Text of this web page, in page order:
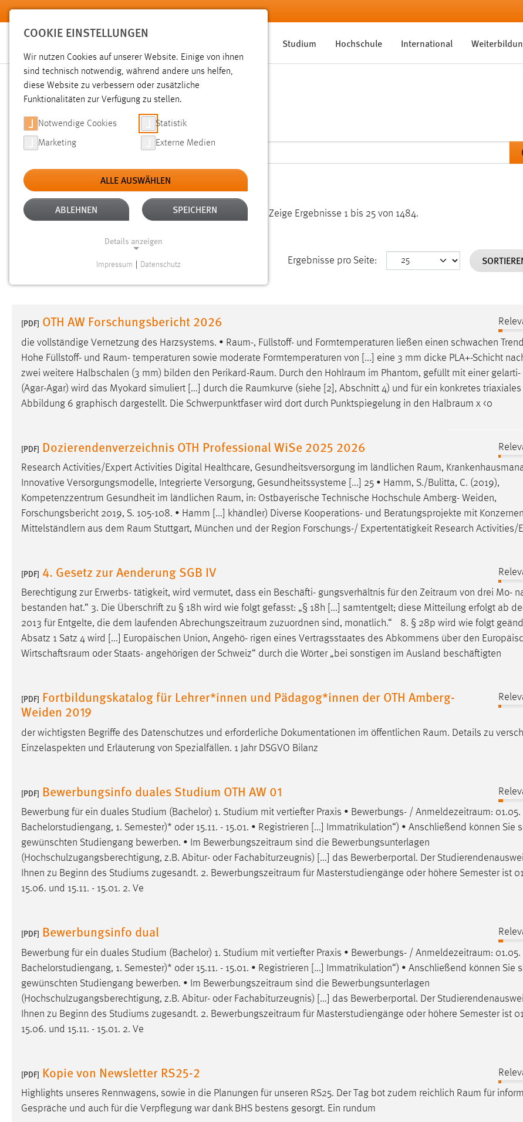
Zum Hauptinhalt springen
Studium Hochschule International
SUCHE
Aktive Filter: TYP: DATEIEN ALLE FILTER ENTFERNEN
Gesucht nach "raum". Es wurden 1484 Ergebnisse gefunden. Zeige Ergebnisse 1 bis 25 von 1484.
Ergebnisse pro Seite:
[PDF] OTH AW Forschungsbericht 2026
die vollständige Vernetzung des Harzsystems. • Raum-, Füllstoff- und Formtemperaturen ließen einen schwachen
Hohe Füllstoff- und Raum- temperaturen sowie moderate Formtemperaturen von [...] eine 3 mm dicke PLA+-Schicht
zwei weitere Halbschalen (3 mm) bilden den Perikard-Raum. Durch den Hohlraum im Phantom, gefüllt mit einer gelarti-
(Agar-Agar) wird das Myokard simuliert [...] durch die Raumkurve (siehe [2], Abschnitt 4) und für ein konkretes
Abbildung 6 graphisch dargestellt. Die Schwerpunktfaser wird dort durch Punktspiegelung in den Halbraum χ <0
[PDF] Dozierendenverzeichnis OTH Professional WiSe 2025 2026
Research Activities/Expert Activities Digital Healthcare, Gesundheitsversorgung im ländlichen Raum,
Innovative Versorgungsmodelle, Integrierte Versorgung, Gesundheitssysteme [...] 25 • Hamm, S./Bulitta, C. (2019),
Kompetenzzentrum Gesundheit im ländlichen Raum, in: Ostbayerische Technische Hochschule Amberg- Weiden,
Forschungsbericht 2019, S. 105-108. • Hamm [...] khändler) Diverse Kooperations- und Beratungsprojekte mit
Mittelständlern aus dem Raum Stuttgart, München und der Region Forschungs-/ Expertentätigkeit Research Activities/
[PDF] 4. Gesetz zur Aenderung SGB IV
Berechtigung zur Erwerbs- tätigkeit, wird vermutet, dass ein Beschäfti- gungsverhältnis für den Zeitraum von drei Mo-
bestanden hat.“ 3. Die Überschrift zu § 18h wird wie folgt gefasst: „§ 18h [...] samtentgelt; diese Mitteilung erfolgt ab
2013 für Entgelte, die dem laufenden Abrechungszeitraum zuzuordnen sind, monatlich.“ 8. § 28p wird wie folgt
Absatz 1 Satz 4 wird [...] Europäischen Union, Angehö- rigen eines Vertragsstaates des Abkommens über den
Wirtschaftsraum oder Staats- angehörigen der Schweiz“ durch die Wörter „bei sonstigen im Ausland beschäftigten
[PDF] Fortbildungskatalog für Lehrer*innen und Pädagog*innen der OTH Amberg-
Weiden 2019
der wichtigsten Begriffe des Datenschutzes und erforderliche Dokumentationen im öffentlichen Raum. Details zu
Einzelaspekten und Erläuterung von Spezialfällen. 1 Jahr DSGVO Bilanz
[PDF] Bewerbungsinfo duales Studium OTH AW 01
Bewerbung für ein duales Studium (Bachelor) 1. Studium mit vertiefter Praxis • Bewerbungs- / Anmeldezeitraum: 01.05.
Bachelorstudiengang, 1. Semester)* oder 15.11. - 15.01. • Registrieren [...] Immatrikulation“) • Anschließend können Sie
gewünschten Studiengang bewerben. • Im Bewerbungszeitraum sind die Bewerbungsunterlagen
(Hochschulzugangsberechtigung, z.B. Abitur- oder Fachabiturzeugnis) [...] das Bewerberportal. Der
Ihnen zu Beginn des Studiums zugesandt. 2. Bewerbungszeitraum für Masterstudiengänge oder höhere Semester ist
15.06. und 15.11. - 15.01. 2. Ve
[PDF] Bewerbungsinfo dual
Bewerbung für ein duales Studium (Bachelor) 1. Studium mit vertiefter Praxis • Bewerbungs- / Anmeldezeitraum: 01.05.
Bachelorstudiengang, 1. Semester)* oder 15.11. - 15.01. • Registrieren [...] Immatrikulation“) • Anschließend können Sie
gewünschten Studiengang bewerben. • Im Bewerbungszeitraum sind die Bewerbungsunterlagen
(Hochschulzugangsberechtigung, z.B. Abitur- oder Fachabiturzeugnis) [...] das Bewerberportal. Der
Ihnen zu Beginn des Studiums zugesandt. 2. Bewerbungszeitraum für Masterstudiengänge oder höhere Semester ist
15.06. und 15.11. - 15.01. 2. Ve
[PDF] Kopie von Newsletter RS25-2
Highlights unseres Rennwagens, sowie in die Planungen für unseren RS25. Der Tag bot zudem reichlich Raum für
Gespräche und auch für die Verpflegung war dank BHS bestens gesorgt. Ein rundum
COOKIE EINSTELLUNGEN
Wir nutzen Cookies auf unserer Website. Einige von ihnen
sind technisch notwendig, während andere uns helfen,
diese Website zu verbessern oder zusätzliche
Funktionalitäten zur Verfügung zu stellen.
Notwendige Cookies Statistik
Marketing Externe Medien
ALLE AUSWÄHLEN
ABLEHNEN SPEICHERN
Details anzeigen
Website erforderlich.
Einverständnis
Name: cookie_consent
Zweck:
Dieser Cookie speichert die
ausgewählten Einverständnis-Optionen
Cookie Laufzeit:
Performance
Name: staticfilecache
Zweck:
Für performante Seitenauslieferung wird
in diesem Cookie gespeichert, ob man
Name: site-language-preference
Zweck:
Das Cookie speichert die gewählte
Sprache der Website.
Chat
mibew_locale, mibew-chat-frame-style-
5e9dbeb1811c0446
Cookie Laufzeit:
style-5e9dbeb1811c0446 =
Sitzungslaufzeit, mibew_locale = 3
Jahre, MIBEW_UserID = 1 Jahr
Login
der Website einloggen zu können.
Cookie Laufzeit: 24 Stunden
STATISTIK
Statistik Cookies erfassen Informationen anonym.
Diese Informationen helfen uns zu verstehen, wie
Matomo
Name: _pk_ref, _pk_cvar, _pk_id, _pk_ses
Impressum Datenschutz